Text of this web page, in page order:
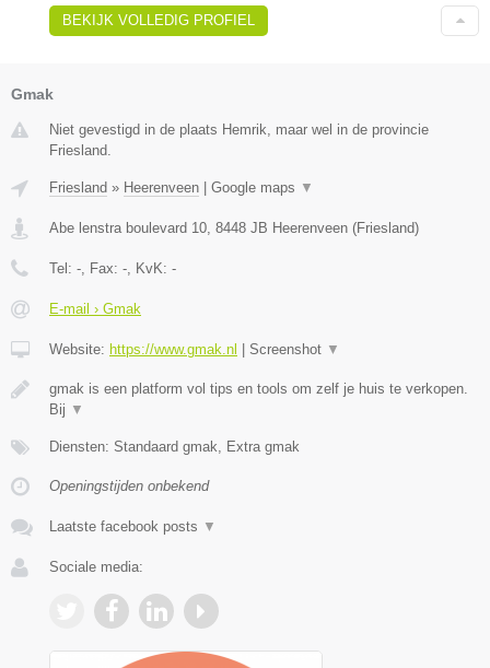
BEKIJK VOLLEDIG PROFIEL
Gmak
Niet gevestigd in de plaats Hemrik, maar wel in de provincie
Friesland.
Friesland » Heerenveen Google maps ▼
Abe lenstra boulevard 10 8448 JB Heerenveen (Friesland)
Tel: - , Fax: - , KvK: -
E-mail › Gmak
Website: https://www.gmak.nl Screenshot ▼
gmak is een platform vol tips en tools om zelf je huis te verkopen.
Bij ▼
Diensten: Standaard gmak, Extra gmak
Openingstijden onbekend
Laatste facebook posts ▼
Sociale media: